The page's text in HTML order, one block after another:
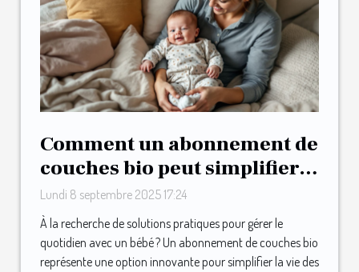
Comment un abonnement de
couches bio peut simplifier
la vie des jeunes parents ?
Lundi 8 septembre 2025 17:24
À la recherche de solutions pratiques pour gérer le
quotidien avec un bébé ? Un abonnement de couches bio
représente une option innovante pour simplifier la vie des